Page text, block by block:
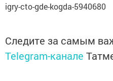
igry-cto-gde-kogda-5940680
Следите за самым
Telegram-канале